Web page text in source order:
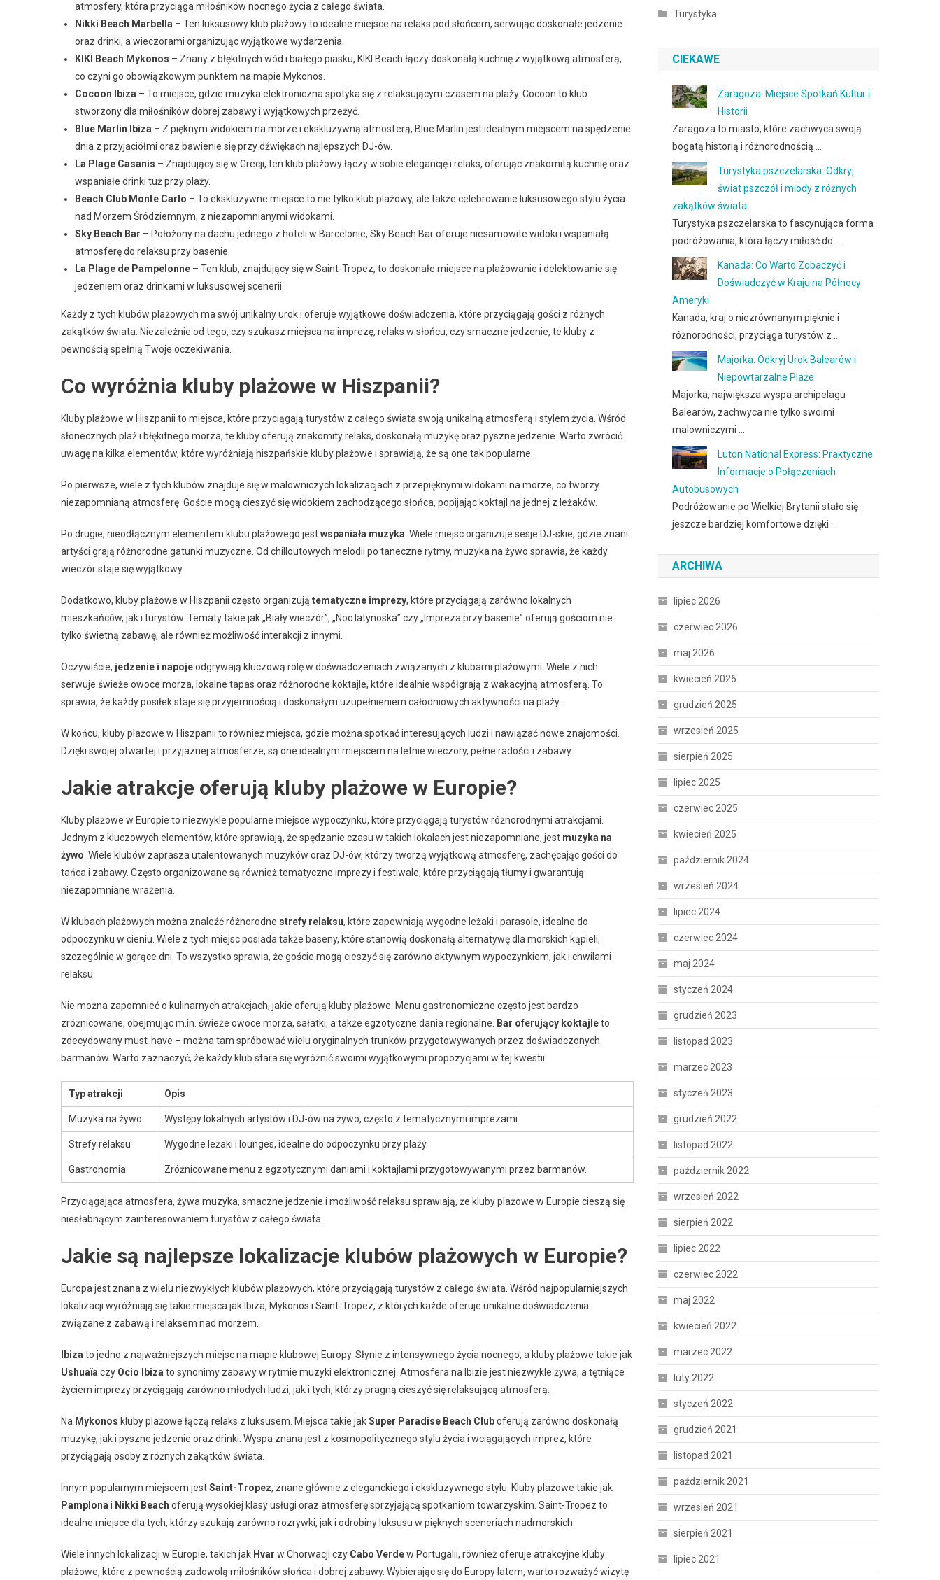
atmosfery, która przyciąga miłośników nocnego życia z całego świata.
Nikki Beach Marbella – Ten luksusowy klub plażowy to idealne miejsce na relaks pod słońcem, serwując doskonałe jedzenie
oraz drinki, a wieczorami organizując wyjątkowe wydarzenia.
KIKI Beach Mykonos – Znany z błękitnych wód i białego piasku, KIKI Beach łączy doskonałą kuchnię z wyjątkową atmosferą,
co czyni go obowiązkowym punktem na mapie Mykonos.
Cocoon Ibiza – To miejsce, gdzie muzyka elektroniczna spotyka się z relaksującym czasem na plaży. Cocoon to klub
stworzony dla miłośników dobrej zabawy i wyjątkowych przeżyć.
Blue Marlin Ibiza – Z pięknym widokiem na morze i ekskluzywną atmosferą, Blue Marlin jest idealnym miejscem na spędzenie
dnia z przyjaciółmi oraz bawienie się przy dźwiękach najlepszych DJ-ów.
La Plage Casanis – Znajdujący się w Grecji, ten klub plażowy łączy w sobie elegancję i relaks, oferując znakomitą kuchnię oraz
wspaniałe drinki tuż przy plaży.
Beach Club Monte Carlo – To ekskluzywne miejsce to nie tylko klub plażowy, ale także celebrowanie luksusowego stylu życia
nad Morzem Śródziemnym, z niezapomnianymi widokami.
Sky Beach Bar – Położony na dachu jednego z hoteli w Barcelonie, Sky Beach Bar oferuje niesamowite widoki i wspaniałą
atmosferę do relaksu przy basenie.
La Plage de Pampelonne – Ten klub, znajdujący się w Saint-Tropez, to doskonałe miejsce na plażowanie i delektowanie się
jedzeniem oraz drinkami w luksusowej scenerii.
Każdy z tych klubów plażowych ma swój unikalny urok i oferuje wyjątkowe doświadczenia, które przyciągają gości z różnych
zakątków świata. Niezależnie od tego, czy szukasz miejsca na imprezę, relaks w słońcu, czy smaczne jedzenie, te kluby z
pewnością spełnią Twoje oczekiwania.
Co wyróżnia kluby plażowe w Hiszpanii?
Kluby plażowe w Hiszpanii to miejsca, które przyciągają turystów z całego świata swoją unikalną atmosferą i stylem życia. Wśród
słonecznych plaż i błękitnego morza, te kluby oferują znakomity relaks, doskonałą muzykę oraz pyszne jedzenie. Warto zwrócić
uwagę na kilka elementów, które wyróżniają hiszpańskie kluby plażowe i sprawiają, że są one tak popularne.
Po pierwsze, wiele z tych klubów znajduje się w malowniczych lokalizacjach z przepięknymi widokami na morze, co tworzy
niezapomnianą atmosferę. Goście mogą cieszyć się widokiem zachodzącego słońca, popijając koktajl na jednej z leżaków.
Po drugie, nieodłącznym elementem klubu plażowego jestwspaniała muzyka . Wiele miejsc organizuje sesje DJ-skie, gdzie znani
artyści grają różnorodne gatunki muzyczne. Od chilloutowych melodii po taneczne rytmy, muzyka na żywo sprawia, że każdy
wieczór staje się wyjątkowy.
Dodatkowo, kluby plażowe w Hiszpanii często organizują tematyczne imprezy, które przyciągają zarówno lokalnych
mieszkańców, jak i turystów. Tematy takie jak „Biały wieczór”, „Noc latynoska” czy „Impreza przy basenie” oferują gościom nie
tylko świetną zabawę, ale również możliwość interakcji z innymi.
Oczywiście, jedzenie i napojeodgrywają kluczową rolę w doświadczeniach związanych z klubami plażowymi. Wiele z nich
serwuje świeże owoce morza, lokalne tapas oraz różnorodne koktajle, które idealnie współgrają z wakacyjną atmosferą. To
sprawia, że każdy posiłek staje się przyjemnością i doskonałym uzupełnieniem całodniowych aktywności na plaży.
W końcu, kluby plażowe w Hiszpanii to również miejsca, gdzie można spotkać interesujących ludzi i nawiązać nowe znajomości.
Dzięki swojej otwartej i przyjaznej atmosferze, są one idealnym miejscem na letnie wieczory, pełne radości i zabawy.
Jakie atrakcje oferują kluby plażowe w Europie?
Kluby plażowe w Europie to niezwykle popularne miejsce wypoczynku, które przyciągają turystów różnorodnymi atrakcjami.
Jednym z kluczowych elementów, które sprawiają, że spędzanie czasu w takich lokalach jest niezapomniane, jest muzyka na
żywo . Wiele klubów zaprasza utalentowanych muzyków oraz DJ-ów, którzy tworzą wyjątkową atmosferę, zachęcając gości do
tańca i zabawy. Często organizowane są również tematyczne imprezy i festiwale, które przyciągają tłumy i gwarantują
niezapomniane wrażenia.
W klubach plażowych można znaleźć różnorodne strefy relaksu, które zapewniają wygodne leżaki i parasole, idealne do
odpoczynku w cieniu. Wiele z tych miejsc posiada także baseny, które stanowią doskonałą alternatywę dla morskich kąpieli,
szczególnie w gorące dni. To wszystko sprawia, że goście mogą cieszyć się zarówno aktywnym wypoczynkiem, jak i chwilami
relaksu.
Nie można zapomnieć o kulinarnych atrakcjach, jakie oferują kluby plażowe. Menu gastronomiczne często jest bardzo
zróżnicowane, obejmując m.in. świeże owoce morza, sałatki, a także egzotyczne dania regionalne.
Bar oferujący koktajleto
zdecydowany must-have – można tam spróbować wielu oryginalnych trunków przygotowywanych przez doświadczonych
barmanów. Warto zaznaczyć, że każdy klub stara się wyróżnić swoimi wyjątkowymi propozycjami w tej kwestii.
Typ atrakcji Opis
Muzyka na żywo Występy lokalnych artystów i DJ-ów na żywo, często z tematycznymi imprezami.
Strefy relaksu Wygodne leżaki i lounges, idealne do odpoczynku przy plaży.
Gastronomia Zróżnicowane menu z egzotycznymi daniami i koktajlami przygotowywanymi przez barmanów.
Przyciągająca atmosfera, żywa muzyka, smaczne jedzenie i możliwość relaksu sprawiają, że kluby plażowe w Europie cieszą się
niesłabnącym zainteresowaniem turystów z całego świata.
Jakie są najlepsze lokalizacje klubów plażowych w Europie?
Europa jest znana z wielu niezwykłych klubów plażowych, które przyciągają turystów z całego świata. Wśród najpopularniejszych
lokalizacji wyróżniają się takie miejsca jak Ibiza, Mykonos i Saint-Tropez, z których każde oferuje unikalne doświadczenia
związane z zabawą i relaksem nad morzem.
Ibiza to jedno z najważniejszych miejsc na mapie klubowej Europy. Słynie z intensywnego życia nocnego, a kluby plażowe takie jak
Ushuaïa czy Ocio Ibiza to synonimy zabawy w rytmie muzyki elektronicznej. Atmosfera na Ibizie jest niezwykle żywa, a tętniące
życiem imprezy przyciągają zarówno młodych ludzi, jak i tych, którzy pragną cieszyć się relaksującą atmosferą.
Na Mykonos kluby plażowe łączą relaks z luksusem. Miejsca takie jakSuper Paradise Beach Cluboferują zarówno doskonałą
muzykę, jak i pyszne jedzenie oraz drinki. Wyspa znana jest z kosmopolitycznego stylu życia i wciągających imprez, które
przyciągają osoby z różnych zakątków świata.
Innym popularnym miejscem jestSaint-Tropez, znane głównie z eleganckiego i ekskluzywnego stylu. Kluby plażowe takie jak
Pamplona i Nikki Beach oferują wysokiej klasy usługi oraz atmosferę sprzyjającą spotkaniom towarzyskim. Saint-Tropez to
idealne miejsce dla tych, którzy szukają zarówno rozrywki, jak i odrobiny luksusu w pięknych sceneriach nadmorskich.
Wiele innych lokalizacji w Europie, takich jak Hvar w Chorwacji czy Cabo Verdew Portugalii, również oferuje atrakcyjne kluby
plażowe, które z pewnością zadowolą miłośników słońca i dobrej zabawy. Wybierając się do Europy latem, warto rozważyć wizytę
Turystyka
CIEKAWE
Zaragoza: Miejsce Spotkań Kultur i
Historii
Zaragoza to miasto, które zachwyca swoją
bogatą historią i różnorodnością …
Turystyka pszczelarska: Odkryj
świat pszczół i miody z różnych
zakątków świata
Turystyka pszczelarska to fascynująca forma
podróżowania, która łączy miłość do …
Kanada: Co Warto Zobaczyć i
Doświadczyć w Kraju na Północy
Ameryki
Kanada, kraj o niezrównanym pięknie i
różnorodności, przyciąga turystów z …
Majorka: Odkryj Urok Balearów i
Niepowtarzalne Plaże
Majorka, największa wyspa archipelagu
Balearów, zachwyca nie tylko swoimi
malowniczymi …
Luton National Express: Praktyczne
Informacje o Połączeniach
Autobusowych
Podróżowanie po Wielkiej Brytanii stało się
jeszcze bardziej komfortowe dzięki …
ARCHIWA
lipiec 2026
czerwiec 2026
maj 2026
kwiecień 2026
grudzień 2025
wrzesień 2025
sierpień 2025
lipiec 2025
czerwiec 2025
kwiecień 2025
październik 2024
wrzesień 2024
lipiec 2024
czerwiec 2024
maj 2024
styczeń 2024
grudzień 2023
listopad 2023
marzec 2023
styczeń 2023
grudzień 2022
listopad 2022
październik 2022
wrzesień 2022
sierpień 2022
lipiec 2022
czerwiec 2022
maj 2022
kwiecień 2022
marzec 2022
luty 2022
styczeń 2022
grudzień 2021
listopad 2021
październik 2021
wrzesień 2021
sierpień 2021
lipiec 2021